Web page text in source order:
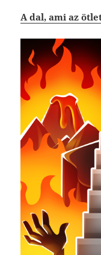
A dal, ami az